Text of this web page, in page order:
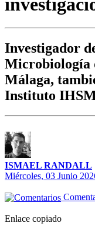
Investigador
Microbiología
Málaga,
Instituto
ISMAEL RANDALL
Miércoles, 03 Junio
Enlace copiado